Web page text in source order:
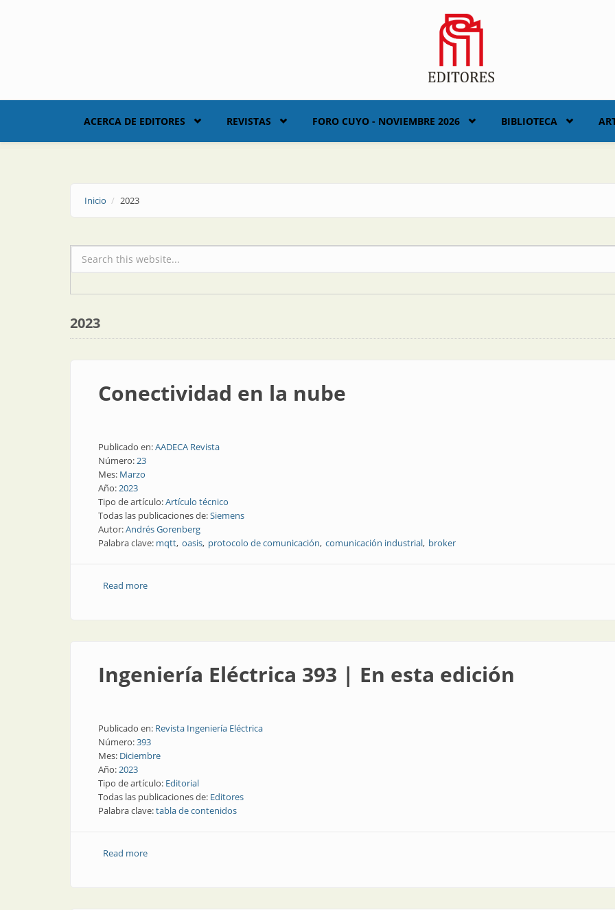
ACERCA DE EDITORES REVISTAS FORO CUYO - NOVIEMBRE 2026 BIBLIOTECA
Inicio 2023
Formulario de búsqueda
2023
Conectividad en la nube
Publicado en:AADECA Revista
Número:23
Mes: Marzo
Año:2023
Tipo de artículo:Artículo técnico
Todas las publicaciones de:Siemens
Autor:Andrés Gorenberg
Palabra clave: mqtt oasis protocolo de comunicación comunicación industrial broker
Read moreabout Conectividad en la nube
Ingeniería Eléctrica 393 | En esta edición
Publicado en: Revista Ingeniería Eléctrica
Número:393
Mes: Diciembre
Año:2023
Tipo de artículo: Editorial
Todas las publicaciones de: Editores
Palabra clave:tabla de contenidos
Read moreabout Ingeniería Eléctrica 393 | En esta edición